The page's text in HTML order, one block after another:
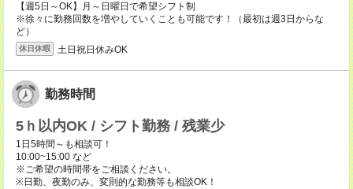
【週5日～OK】月～日曜日で希望シフト制
※徐々に勤務回数を増やしていくことも可能です！（最初は週3日からな
ど）
休日休暇 土日祝日休みOK
勤務時間
5ｈ以内OK / シフト勤務 / 残業少
1日5時間～も相談可！
10:00~15:00 など
※ご希望の時間帯をご相談ください。
※日勤、夜勤のみ、変則的な勤務等も相談OK！